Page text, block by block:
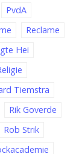
PvdA
Reclame
Hei
Tiemstra
Rik Goverde
Rob Strik